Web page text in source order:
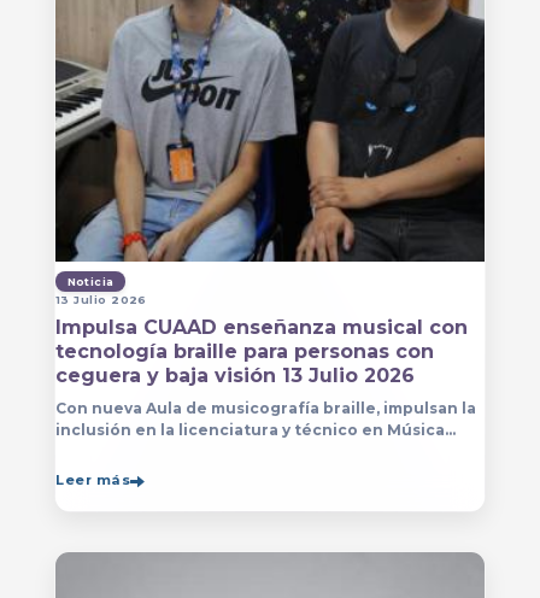
Noticia
13 Julio 2026
Impulsa CUAAD enseñanza musical con
tecnología braille para personas con
ceguera y baja visión 13 Julio 2026
Con nueva Aula de musicografía braille, impulsan la
inclusión en la licenciatura y técnico en Música
formen con mayor autonomía
Leer más